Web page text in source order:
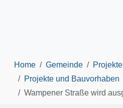
Home Gemeinde
Projekte
Projekte und Bauvorhaben
Wampener Straße wird